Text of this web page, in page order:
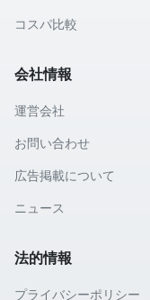
コスパ比較
会社情報
運営会社
お問い合わせ
広告掲載について
ニュース
法的情報
プライバシーポリシー